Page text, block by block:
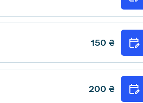
150 ₴
200 ₴